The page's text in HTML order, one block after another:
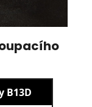
B13D